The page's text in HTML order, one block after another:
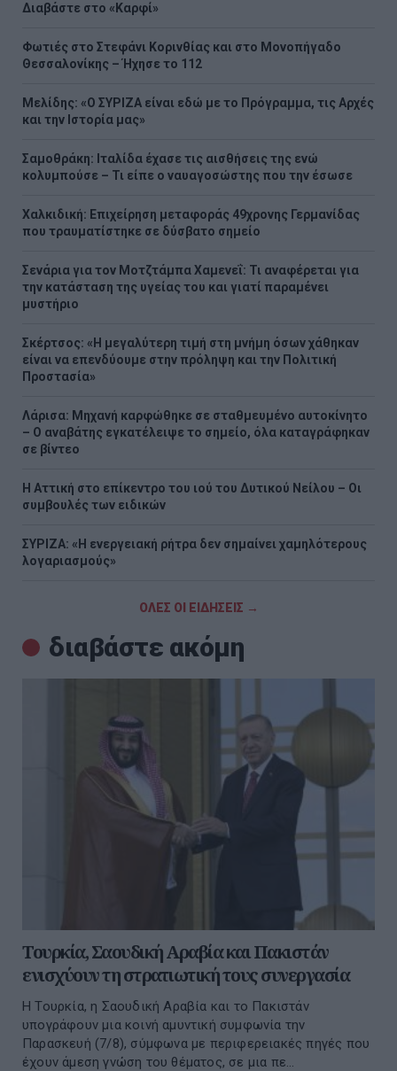
Διαβάστε στο «Καρφί»
Φωτιές στο Στεφάνι Κορινθίας και στο Μονοπήγαδο
Θεσσαλονίκης – Ήχησε το 112
Μελίδης: «Ο ΣΥΡΙΖΑ είναι εδώ με το Πρόγραμμα, τις Αρχές
και την Ιστορία μας»
Σαμοθράκη: Ιταλίδα έχασε τις αισθήσεις της ενώ
κολυμπούσε – Τι είπε ο ναυαγοσώστης που την έσωσε
Χαλκιδική: Επιχείρηση μεταφοράς 49χρονης Γερμανίδας
που τραυματίστηκε σε δύσβατο σημείο
Σενάρια για τον Μοτζτάμπα Χαμενεΐ: Τι αναφέρεται για
την κατάσταση της υγείας του και γιατί παραμένει
μυστήριο
Σκέρτσος: «Η μεγαλύτερη τιμή στη μνήμη όσων χάθηκαν
είναι να επενδύουμε στην πρόληψη και την Πολιτική
Προστασία»
Λάρισα: Μηχανή καρφώθηκε σε σταθμευμένο αυτοκίνητο
– Ο αναβάτης εγκατέλειψε το σημείο, όλα καταγράφηκαν
σε βίντεο
Η Αττική στο επίκεντρο του ιού του Δυτικού Νείλου – Οι
συμβουλές των ειδικών
ΣΥΡΙΖΑ: «Η ενεργειακή ρήτρα δεν σημαίνει χαμηλότερους
λογαριασμούς»
ΟΛΕΣ ΟΙ ΕΙΔΗΣΕΙΣ →
διαβάστε ακόμη
Τουρκία, Σαουδική Αραβία και Πακιστάν
ενισχύουν τη στρατιωτική τους συνεργασία
Η Τουρκία, η Σαουδική Αραβία και το Πακιστάν
υπογράφουν μια κοινή αμυντική συμφωνία την
Παρασκευή (7/8), σύμφωνα με περιφερειακές πηγές που
έχουν άμεση γνώση του θέματος, σε μια πε...